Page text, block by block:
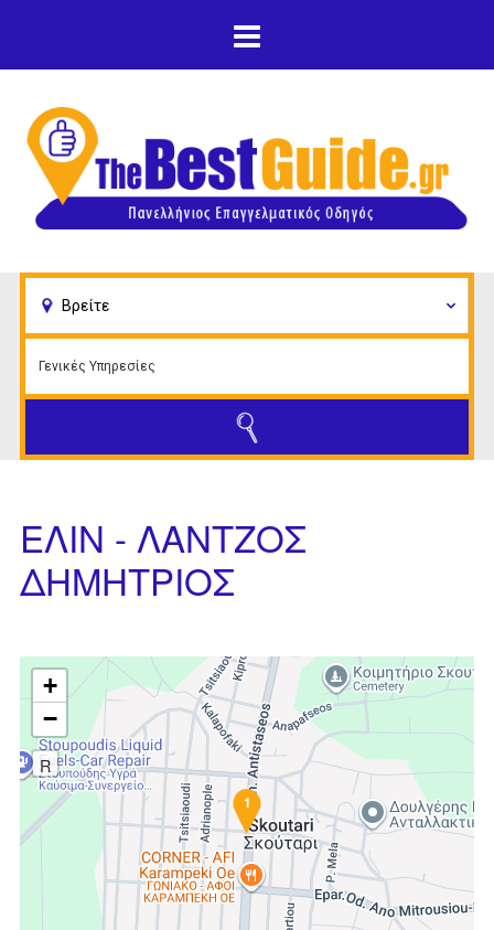
κυρίως περιεχόμενο
ΕΛΙΝ - ΛΑΝΤΖΟΣ
ΔΗΜΗΤΡΙΟΣ
1
+
−
R